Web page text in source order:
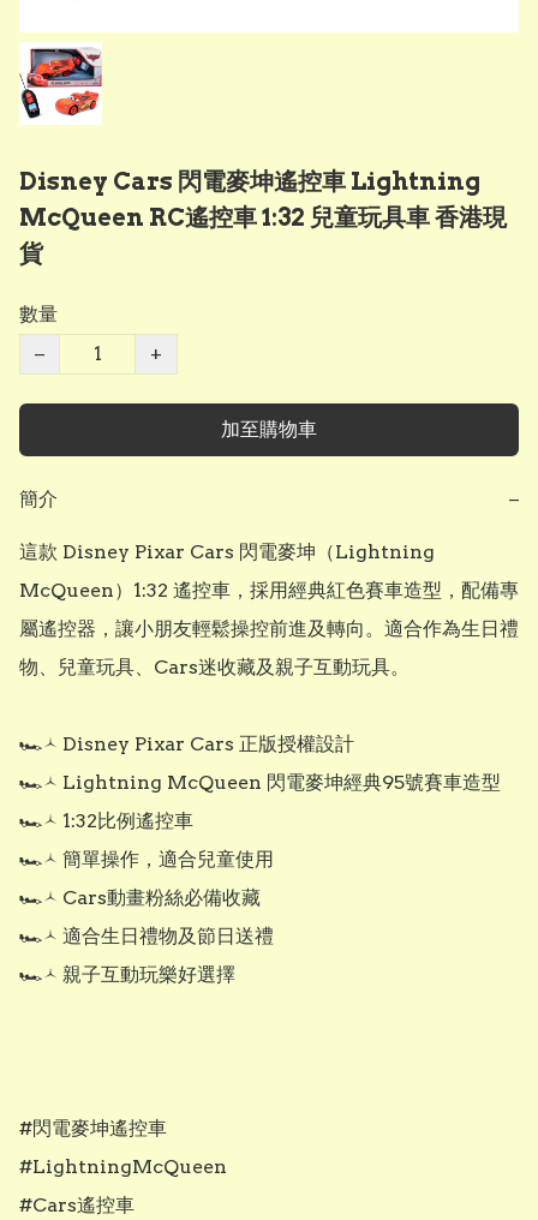
Disney Cars 閃電麥坤遙控車 Lightning
McQueen RC遙控車 1:32 兒童玩具車 香港現
貨
數量
−
+
加至購物車
簡介 −
這款 Disney Pixar Cars 閃電麥坤（Lightning
McQueen）1:32 遙控車，採用經典紅色賽車造型，配備專
屬遙控器，讓小朋友輕鬆操控前進及轉向。適合作為生日禮
物、兒童玩具、Cars迷收藏及親子互動玩具。
🏎‍🟀 Disney Pixar Cars 正版授權設計
🏎‍🟀 Lightning McQueen 閃電麥坤經典95號賽車造型
🏎‍🟀 1:32比例遙控車
🏎‍🟀 簡單操作，適合兒童使用
🏎‍🟀 Cars動畫粉絲必備收藏
🏎‍🟀 適合生日禮物及節日送禮
🏎‍🟀 親子互動玩樂好選擇
#閃電麥坤遙控車
#LightningMcQueen
#Cars遙控車